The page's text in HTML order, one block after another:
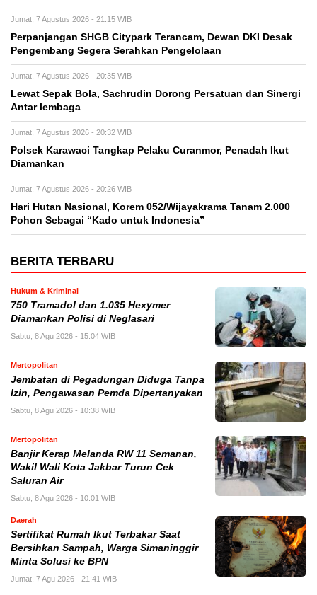
Jumat, 7 Agustus 2026 - 21:15 WIB
Perpanjangan SHGB Citypark Terancam, Dewan DKI Desak
Pengembang Segera Serahkan Pengelolaan
Jumat, 7 Agustus 2026 - 20:35 WIB
Lewat Sepak Bola, Sachrudin Dorong Persatuan dan Sinergi
Antar lembaga
Jumat, 7 Agustus 2026 - 20:32 WIB
Polsek Karawaci Tangkap Pelaku Curanmor, Penadah Ikut
Diamankan
Jumat, 7 Agustus 2026 - 20:26 WIB
Hari Hutan Nasional, Korem 052/Wijayakrama Tanam 2.000
Pohon Sebagai “Kado untuk Indonesia”
BERITA TERBARU
Hukum & Kriminal
750 Tramadol dan 1.035 Hexymer
Diamankan Polisi di Neglasari
Sabtu, 8 Agu 2026 - 15:04 WIB
Mertopolitan
Jembatan di Pegadungan Diduga Tanpa
Izin, Pengawasan Pemda Dipertanyakan
Sabtu, 8 Agu 2026 - 10:38 WIB
Mertopolitan
Banjir Kerap Melanda RW 11 Semanan,
Wakil Wali Kota Jakbar Turun Cek
Saluran Air
Sabtu, 8 Agu 2026 - 10:01 WIB
Daerah
Sertifikat Rumah Ikut Terbakar Saat
Bersihkan Sampah, Warga Simaninggir
Minta Solusi ke BPN
Jumat, 7 Agu 2026 - 21:41 WIB